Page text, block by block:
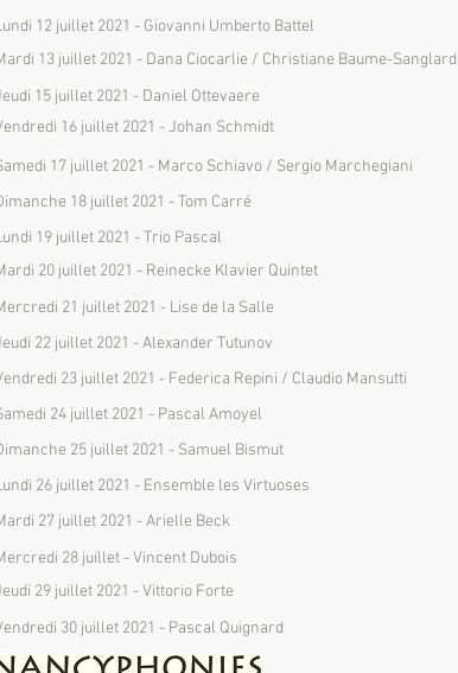
12 juillet 2021 - Giovanni Umberto Battel
13 juillet 2021 - Dana Ciocarlie / Christiane Baume-Sanglard
15 juillet 2021 - Daniel Ottevaere
16 juillet 2021 - Johan Schmidt
17 juillet 2021 - Marco Schiavo / Sergio Marchegiani
18 juillet 2021 - Tom Carré
19 juillet 2021 - Trio Pascal
20 juillet 2021 - Reinecke Klavier Quintet
21 juillet 2021 - Lise de la Salle
22 juillet 2021 - Alexander Tutunov
23 juillet 2021 - Federica Repini / Claudio Mansutti
24 juillet 2021 - Pascal Amoyel
25 juillet 2021 - Samuel Bismut
26 juillet 2021 - Ensemble les Virtuoses
27 juillet 2021 - Arielle Beck
28 juillet - Vincent Dubois
29 juillet 2021 - Vittorio Forte
30 juillet 2021 - Pascal Quignard